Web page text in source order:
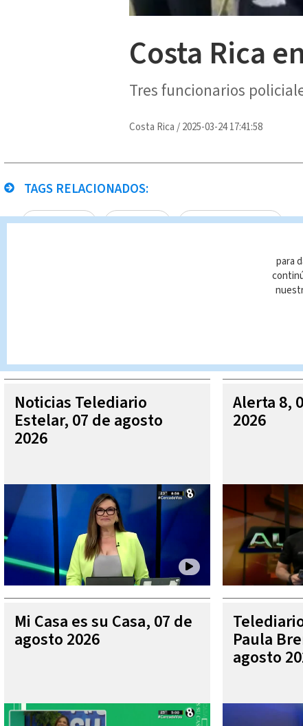
Costa Rica
Tres funcionarios
Costa Rica /2025-03-24 17:41:58
TAGS RELACIONADOS:
Narcotráfico Homicidios Noticias Telediario
Queda prohibida la reproducción total o parcial del
Noticias Telediario
Estelar, 07 de agosto
2026
Alerta 8,
2026
Mi Casa es su Casa, 07 de
agosto 2026 Paula
agosto
para